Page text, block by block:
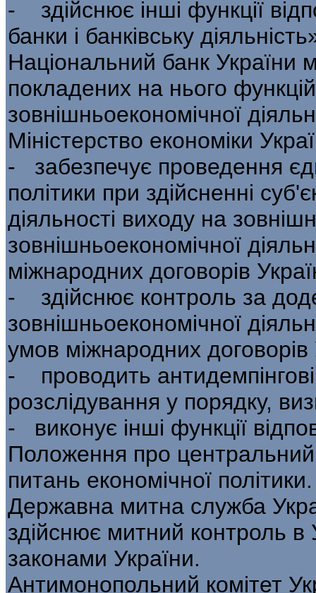
- здійснює інші функції
банки і банківську
Національний банк України
покладених на нього
зовнішньоекономічної
Міністерство економіки
- забезпечує проведення
політики при здійсненні
діяльності виходу на
зовнішньоекономічної
міжнародних договорів
- здійснює контроль за
зовнішньо­економічної
умов міжнародних договорів
- проводить
роз­слідування у порядку,
- виконує інші функції
Положення про центральний
питань економічної політики.
Державна митна служба
здій­снює митний контроль в
законами України.
Антимонопольний комітет